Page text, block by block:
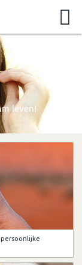
leven!